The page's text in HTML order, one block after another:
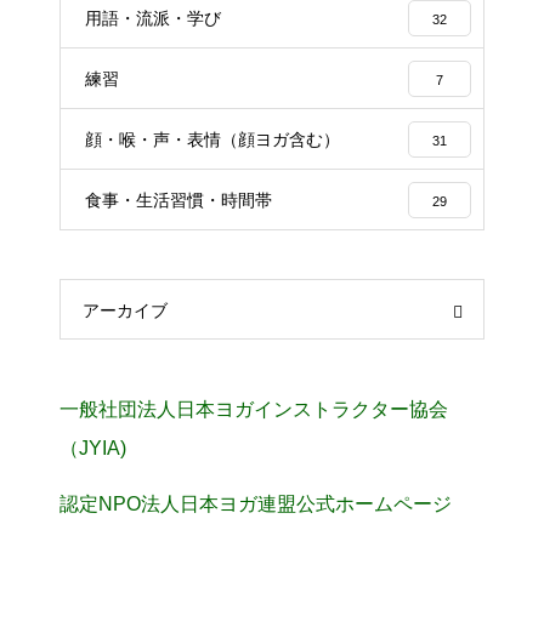
用語・流派・学び 32
練習 7
顔・喉・声・表情（顔ヨガ含む） 31
食事・生活習慣・時間帯 29
アーカイブ
一般社団法人日本ヨガインストラクター協会
（JYIA)
認定NPO法人日本ヨガ連盟公式ホームページ